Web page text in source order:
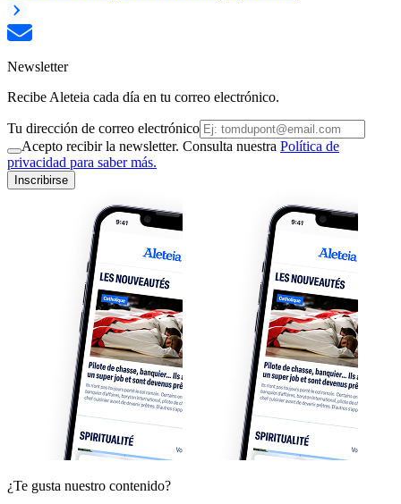
Newsletter
Recibe Aleteia cada día en tu correo electrónico.
Tu dirección de correo electrónico
Acepto recibir la newsletter. Consulta nuestra Política de
privacidad para saber más.
Inscribirse
¿Te gusta nuestro contenido?